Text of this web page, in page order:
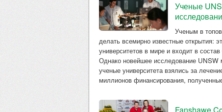
Ученые
Ученым в
делать всемирно известные открытия:
университетов в мире и входит в
Однако новейшее исследование UNSW
ученые университета взялись за
миллионов финансирования,